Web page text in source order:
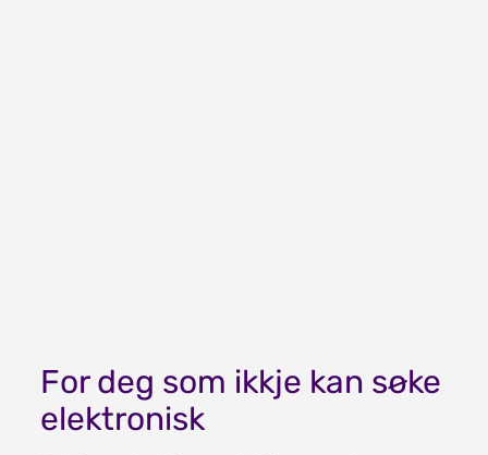
For deg som ikkje kan søke
elektronisk